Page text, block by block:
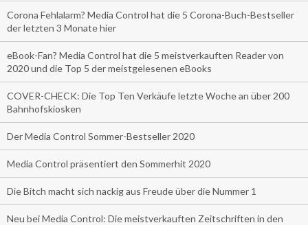
Corona Fehlalarm? Media Control hat die 5 Corona-Buch-Bestseller
der letzten 3 Monate hier
eBook-Fan? Media Control hat die 5 meistverkauften Reader von
2020 und die Top 5 der meistgelesenen eBooks
COVER-CHECK: Die Top Ten Verkäufe letzte Woche an über 200
Bahnhofskiosken
Der Media Control Sommer-Bestseller 2020
Media Control präsentiert den Sommerhit 2020
Die Bitch macht sich nackig aus Freude über die Nummer 1
Neu bei Media Control: Die meistverkauften Zeitschriften in den